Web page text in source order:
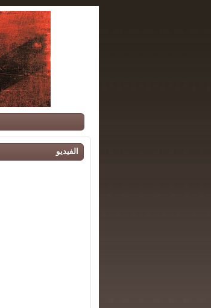
الفيديو